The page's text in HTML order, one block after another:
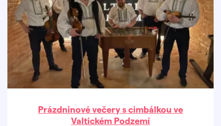
Prázdninové večery s cimbálkou ve
Valtickém Podzemí